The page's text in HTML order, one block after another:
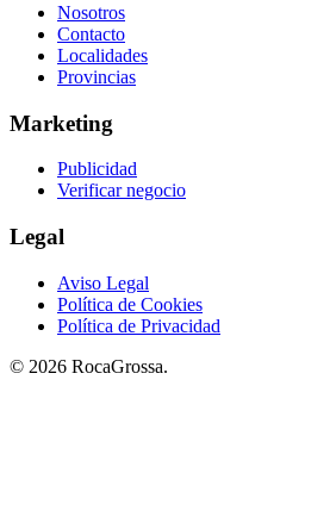
Nosotros
Contacto
Localidades
Provincias
Marketing
Publicidad
Verificar negocio
Legal
Aviso Legal
Política de Cookies
Política de Privacidad
© 2026 RocaGrossa.